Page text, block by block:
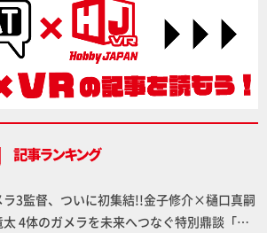
ラ3監督、ついに初集結!!金子修介×樋口真嗣
4体のガメラを未来へつなぐ特別鼎談「ガ